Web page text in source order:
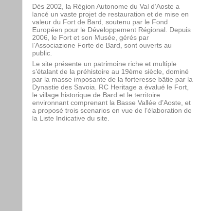
Dès 2002, la Région Autonome du Val d’Aoste a
lancé un vaste projet de restauration et de mise en
valeur du Fort de Bard, soutenu par le Fond
Européen pour le Développement Régional. Depuis
2006, le Fort et son Musée, gérés par
l’Associazione Forte de Bard, sont ouverts au
public.
Le site présente un patrimoine riche et multiple
s’étalant de la préhistoire au 19ème siècle, dominé
par la masse imposante de la forteresse bâtie par la
Dynastie des Savoia. RC Heritage a évalué le Fort,
le village historique de Bard et le territoire
environnant comprenant la Basse Vallée d’Aoste, et
a proposé trois scenarios en vue de l’élaboration de
la Liste Indicative du site.